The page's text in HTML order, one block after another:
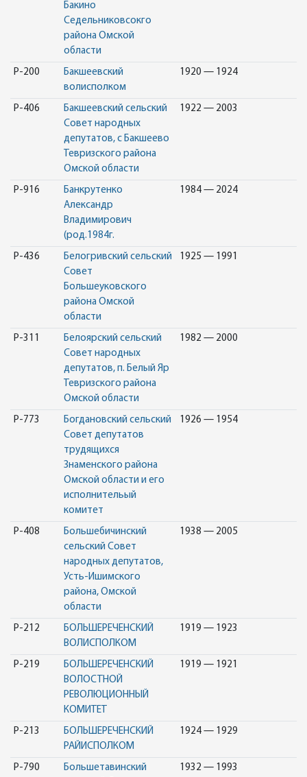
Бакино
Седельниковсокго
района Омской
области
Р-200
Бакшеевский
волисполком
1920 — 1924
Р-406
Бакшеевский сельский
Совет народных
депутатов, с Бакшеево
Тевризского района
Омской области
1922 — 2003
Р-916
Банкрутенко
Александр
Владимирович
(род.1984г.
1984 — 2024
Р-436
Белогривский сельский
Совет
Большеуковского
района Омской
области
1925 — 1991
Р-311
Белоярский сельский
Совет народных
депутатов, п. Белый Яр
Тевризского района
Омской области
1982 — 2000
Р-773
Богдановский сельский
Совет депутатов
трудящихся
Знаменского района
Омской области и его
исполнительый
комитет
1926 — 1954
Р-408
Большебичинский
сельский Совет
народных депутатов,
Усть-Ишимского
района, Омской
области
1938 — 2005
Р-212
БОЛЬШЕРЕЧЕНСКИЙ
ВОЛИСПОЛКОМ
1919 — 1923
Р-219
БОЛЬШЕРЕЧЕНСКИЙ
ВОЛОСТНОЙ
РЕВОЛЮЦИОННЫЙ
КОМИТЕТ
1919 — 1921
Р-213
БОЛЬШЕРЕЧЕНСКИЙ
РАЙИСПОЛКОМ
1924 — 1929
Р-790
Большетавинский
1932 — 1993